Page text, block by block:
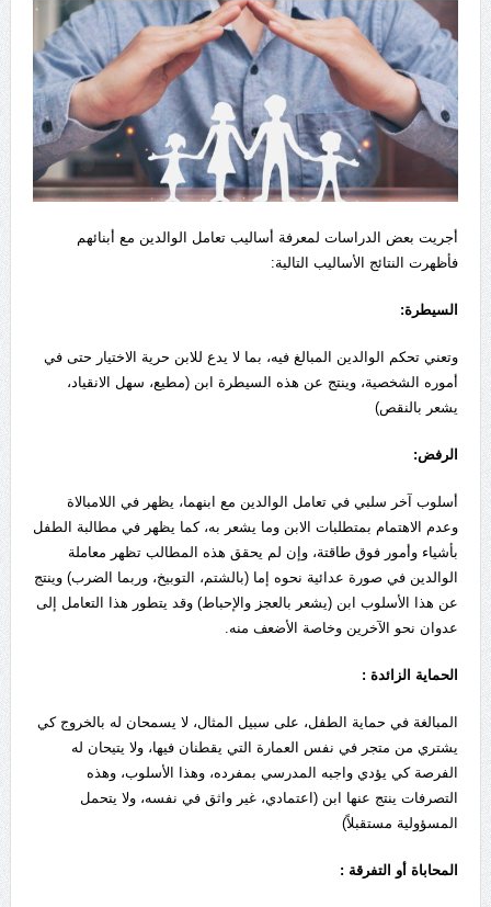
أجريت بعض الدراسات لمعرفة أساليب تعامل الوالدين مع أبنائهم
فأظهرت النتائج الأساليب التالية:
السيطرة:
وتعني تحكم الوالدين المبالغ فيه، بما لا يدع للابن حرية الاختيار حتى في
أموره الشخصية، وينتج عن هذه السيطرة ابن (مطيع، سهل الانقياد،
يشعر بالنقص)
الرفض:
أسلوب آخر سلبي في تعامل الوالدين مع ابنهما، يظهر في اللامبالاة
وعدم الاهتمام بمتطلبات الابن وما يشعر به، كما يظهر في مطالبة الطفل
بأشياء وأمور فوق طاقتة، وإن لم يحقق هذه المطالب تظهر معاملة
الوالدين في صورة عدائية نحوه إما (بالشتم، التوبيخ، وربما الضرب) وينتج
عن هذا الأسلوب ابن (يشعر بالعجز والإحباط) وقد يتطور هذا التعامل إلى
عدوان نحو الآخرين وخاصة الأضعف منه.
الحماية الزائدة :
المبالغة في حماية الطفل، على سبيل المثال، لا يسمحان له بالخروج كي
يشتري من متجر في نفس العمارة التي يقطنان فيها، ولا يتيحان له
الفرصة كي يؤدي واجبه المدرسي بمفرده، وهذا الأسلوب، وهذه
التصرفات ينتج عنها ابن (اعتمادي، غير واثق في نفسه، ولا يتحمل
المسؤولية مستقبلاً)
المحاباة أو التفرقة :